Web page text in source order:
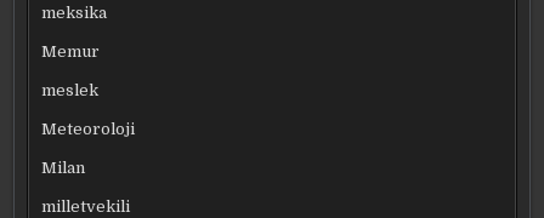
meksika
Memur
meslek
Meteoroloji
Milan
milletvekili